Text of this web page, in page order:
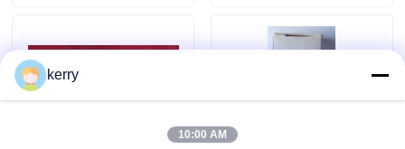
Vraag een offerte
kerry
10:00 AM